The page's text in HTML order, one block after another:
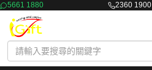
5661 1880 2360 1900